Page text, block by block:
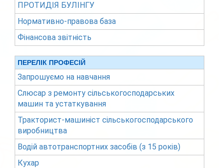
ПРОТИДІЯ БУЛІНГУ
Нормативно-правова база
Фінансова звітність
ПЕРЕЛІК ПРОФЕСІЙ
Запрошуємо на навчання
Слюсар з ремонту сільськогосподарських
машин та устаткування
Тракторист-машиніст сільськогосподарського
виробництва
Водій автотранспортних засобів (з 15 років)
Кухар